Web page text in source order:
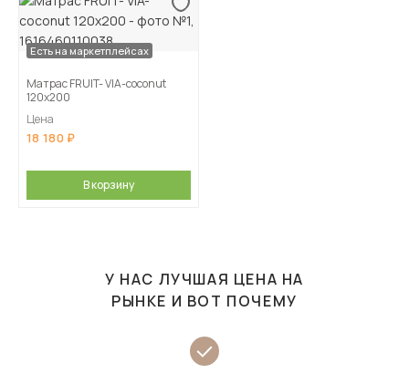
Есть на маркетплейсах
Матрас FRUIT- VIA-coconut
120х200
Цена
18 180
В корзину
У НАС ЛУЧШАЯ ЦЕНА НА
РЫНКЕ И ВОТ ПОЧЕМУ